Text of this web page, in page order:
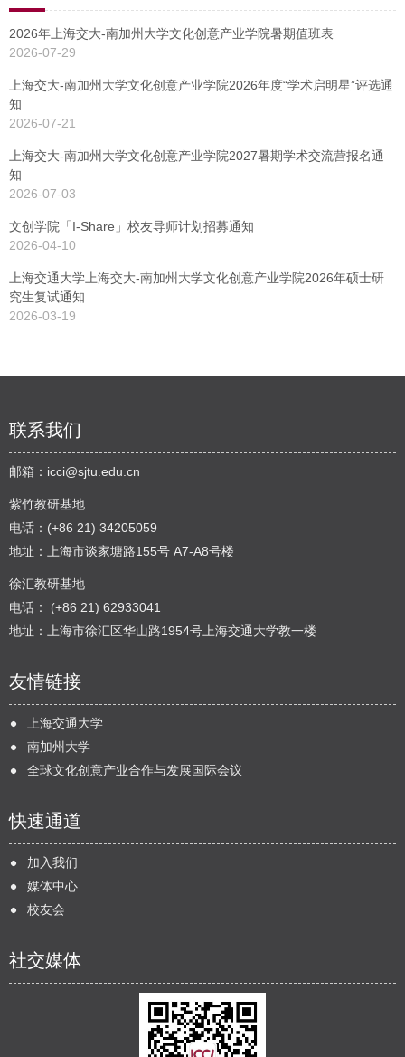
2026年上海交大-南加州大学文化创意产业学院暑期值班表
2026-07-29
上海交大-南加州大学文化创意产业学院2026年度“学术启明星”评选通
知
2026-07-21
上海交大-南加州大学文化创意产业学院2027暑期学术交流营报名通
知
2026-07-03
文创学院「I-Share」校友导师计划招募通知
2026-04-10
上海交通大学上海交大-南加州大学文化创意产业学院2026年硕士研
究生复试通知
2026-03-19
联系我们
邮箱： icci@sjtu.edu.cn
紫竹教研基地
电话：(+86 21) 34205059
地址：上海市谈家塘路155号 A7-A8号楼
徐汇教研基地
电话： (+86 21) 62933041
地址：上海市徐汇区华山路1954号上海交通大学教一楼
友情链接
上海交通大学
南加州大学
全球文化创意产业合作与发展国际会议
快速通道
加入我们
媒体中心
校友会
社交媒体